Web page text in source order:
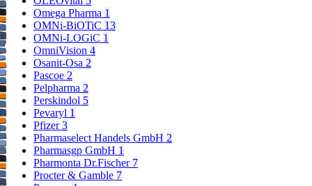
Omega Pharma 1
OMNi-BiOTiC 13
OMNi-LOGiC 1
OmniVision 4
Osanit-Osa 2
Pascoe 2
Pelpharma 2
Perskindol 5
Pevaryl 1
Pfizer3
Pharmaselect Handels GmbH 2
Pharmasgp GmbH 1
Pharmonta Dr.Fischer 7
Procter & Gamble 7